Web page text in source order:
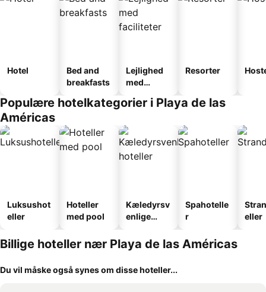
Hotel
Bed and
breakfasts
Lejlighed
med
Resorter
Populære hotelkategorier i Playa de las
Américas
Luksushot
eller
Hoteller
med pool
Kæledyrsv
enlige
Spahotelle
r
eller
Billige hoteller nær Playa de las Américas
Du vil måske også synes om disse hoteller...